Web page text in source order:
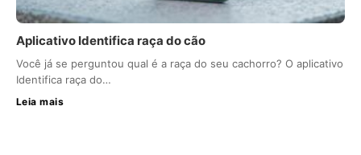
Aplicativo Identifica raça do cão
Você já se perguntou qual é a raça do seu cachorro? O aplicativo
Identifica raça do…
Leia mais